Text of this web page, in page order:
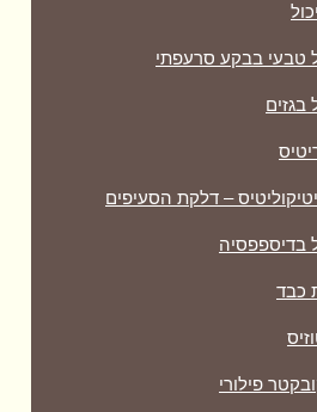
טבעי בבקע סרעפתי
בגזים
– דלקת הסעיפים
בדיספפסיה
כבד
פילורי